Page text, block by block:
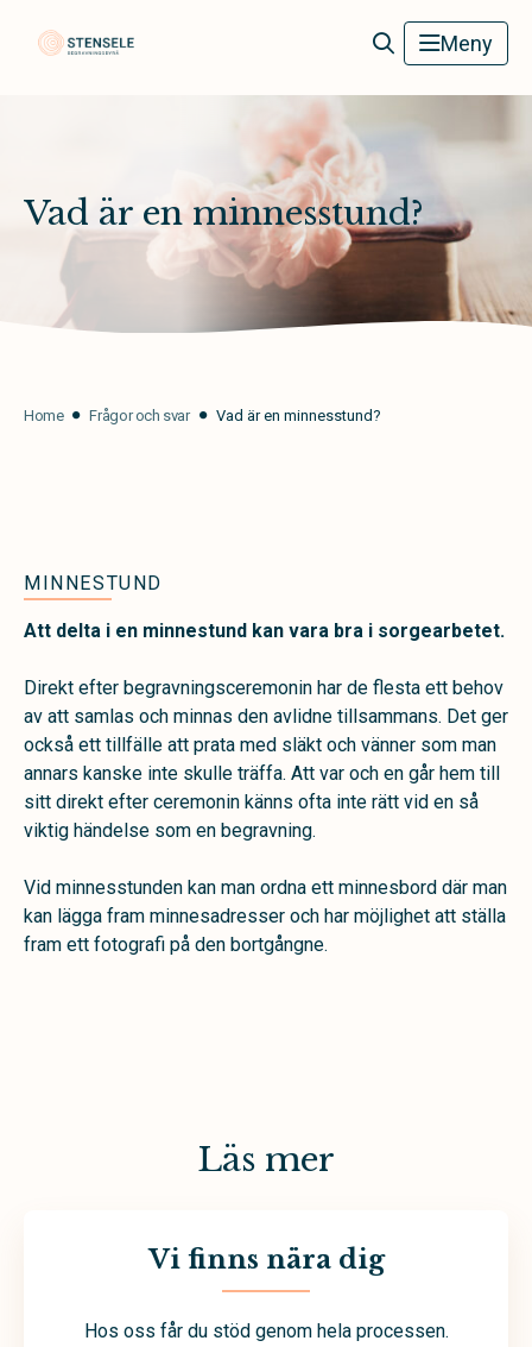
Meny
Vad är en minnesstund?
Home Frågor och svar Vad är en minnesstund?
MINNESTUND
Att delta i en minnestund kan vara bra i sorgearbetet.
Direkt efter begravningsceremonin har de flesta ett behov
av att samlas och minnas den avlidne tillsammans. Det ger
också ett tillfälle att prata med släkt och vänner som man
annars kanske inte skulle träffa. Att var och en går hem till
sitt direkt efter ceremonin känns ofta inte rätt vid en så
viktig händelse som en begravning.
Vid minnesstunden kan man ordna ett minnesbord där man
kan lägga fram minnesadresser och har möjlighet att ställa
fram ett fotografi på den bortgångne.
Läs mer
Vi finns nära dig
Hos oss får du stöd genom hela processen.